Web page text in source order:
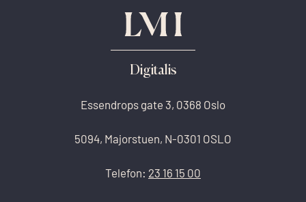
Digitalis
Essendrops gate 3, 0368 Oslo
5094, Majorstuen, N-0301 OSLO
Telefon: 23 16 15 00